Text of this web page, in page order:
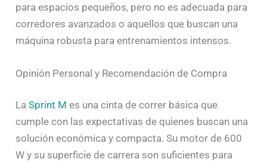
para espacios pequeños, pero no es adecuada para
corredores avanzados o aquellos que buscan una
máquina robusta para entrenamientos intensos.
Opinión Personal y Recomendación de Compra
LaSprint M es una cinta de correr básica que
cumple con las expectativas de quienes buscan una
solución económica y compacta. Su motor de 600
W y su superficie de carrera son suficientes para